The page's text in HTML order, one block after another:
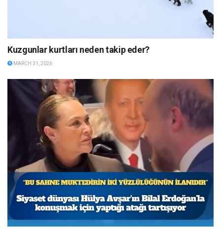
Kuzgunlar kurtları neden takip eder?
MARCH 31, 2026